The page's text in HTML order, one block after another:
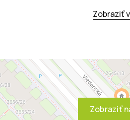
Zobraziť
Zobraziť